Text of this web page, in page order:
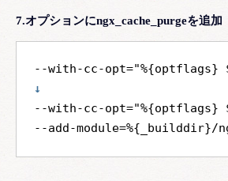
7.オプションにngx_cache_purgeを追加
↓
--with-cc-